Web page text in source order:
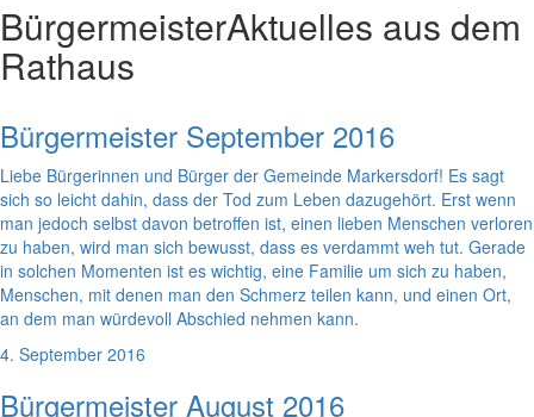
BürgermeisterAktuelles aus dem
Rathaus
Bürgermeister September 2016
Liebe Bürgerinnen und Bürger der Gemeinde Markersdorf! Es sagt
sich so leicht dahin, dass der Tod zum Leben dazugehört. Erst wenn
man jedoch selbst davon betroffen ist, einen lieben Menschen verloren
zu haben, wird man sich bewusst, dass es verdammt weh tut. Gerade
in solchen Momenten ist es wichtig, eine Familie um sich zu haben,
Menschen, mit denen man den Schmerz teilen kann, und einen Ort,
an dem man würdevoll Abschied nehmen kann.
4. September 2016
Bürgermeister August 2016